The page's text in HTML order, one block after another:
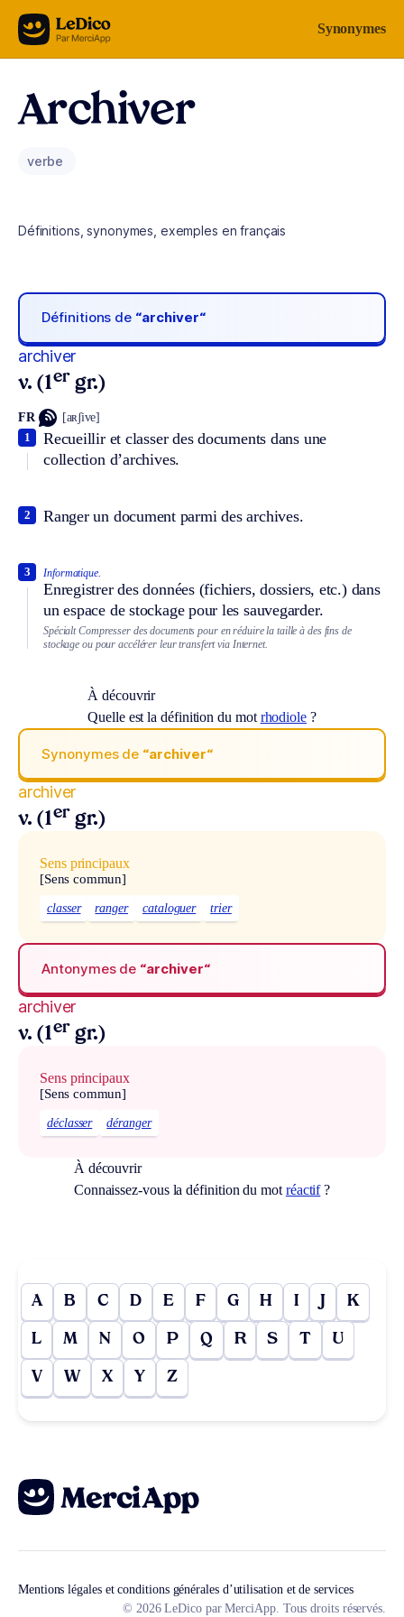
Aller au contenu Synonymes
Archiver
verbe
Définitions, synonymes, exemples en français
Définitions de “archiver“
archiver
v. (1er gr.)
FR [aʀʃive]
Recueillir et classer des documents dans une
collection d’archives.
1
Ranger un document parmi des archives.
2
Informatique.
Enregistrer des données (fichiers, dossiers, etc.) dans
un espace de stockage pour les sauvegarder.
3
Spécialt Compresser des documents pour en réduire la taille à des fins de
stockage ou pour accélérer leur transfert via Internet.
À découvrir
Quelle est la définition du motrhodiole?
Synonymes de “archiver“
archiver
v. (1er gr.)
Sens principaux
[Sens commun]
classer ranger cataloguer trier
Antonymes de “archiver“
archiver
v. (1er gr.)
Sens principaux
[Sens commun]
déclasser déranger
À découvrir
Connaissez-vous la définition du mot réactif?
A B C D E F G H I J K
L M N O P Q R S T U
V W X Y Z
Mentions légales et conditions générales d’utilisation et de services
© 2026 LeDico par MerciApp. Tous droits réservés.